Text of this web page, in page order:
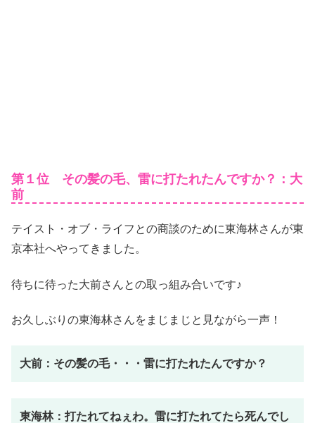
第１位 その髪の毛、雷に打たれたんですか？：大
前
テイスト・オブ・ライフとの商談のために東海林さんが東
京本社へやってきました。
待ちに待った大前さんとの取っ組み合いです♪
お久しぶりの東海林さんをまじまじと見ながら一声！
大前：その髪の毛・・・雷に打たれたんですか？
東海林：打たれてねぇわ。雷に打たれてたら死んでし